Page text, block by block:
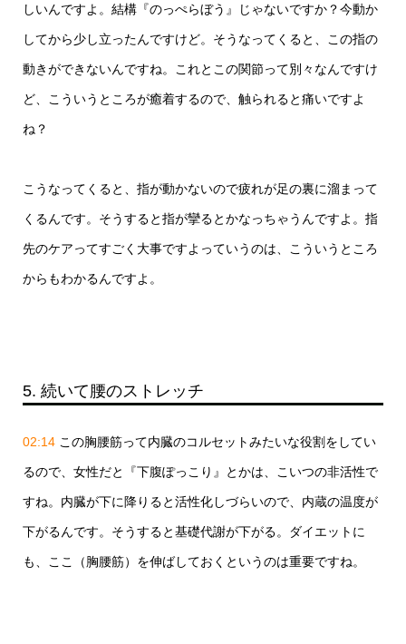
しいんですよ。結構『のっぺらぼう』じゃないですか？今動か
してから少し立ったんですけど。そうなってくると、この指の
動きができないんですね。これとこの関節って別々なんですけ
ど、こういうところが癒着するので、触られると痛いですよ
ね？
こうなってくると、指が動かないので疲れが足の裏に溜まって
くるんです。そうすると指が攣るとかなっちゃうんですよ。指
先のケアってすごく大事ですよっていうのは、こういうところ
からもわかるんですよ。
5. 続いて腰のストレッチ
02:14この胸腰筋って内臓のコルセットみたいな役割をしてい
るので、女性だと『下腹ぽっこり』とかは、こいつの非活性で
すね。内臓が下に降りると活性化しづらいので、内蔵の温度が
下がるんです。そうすると基礎代謝が下がる。ダイエットに
も、ここ（胸腰筋）を伸ばしておくというのは重要ですね。